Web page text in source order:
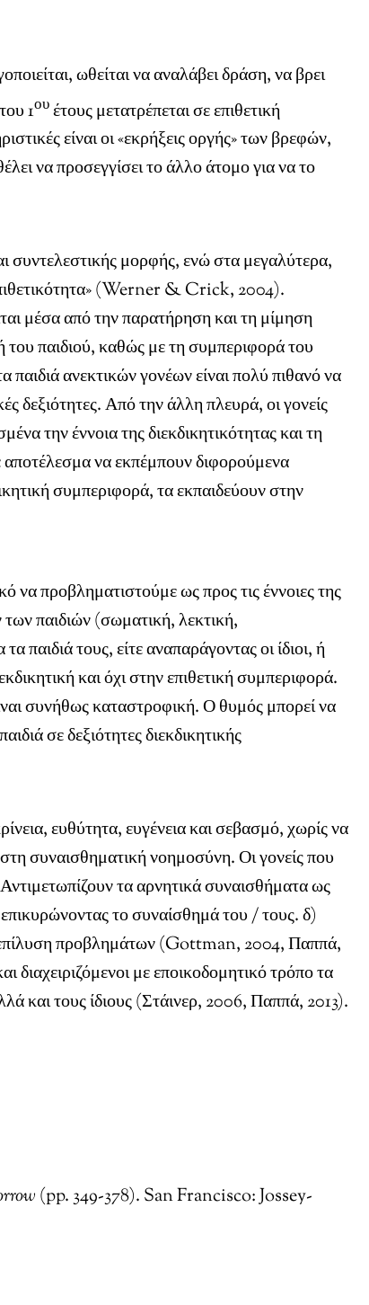
ωθείται να αναλάβει δράση, να βρει
1ουέτους μετατρέπεται σε επιθετική
είναι οι «εκρήξεις οργής» των βρεφών,
να προσεγγίσει το άλλο άτομο για να το
συντελεστικής μορφής, ενώ στα μεγαλύτερα,
επιθετικότητα» (Werner & Crick, 2004).
μέσα από την παρατήρηση και τη μίμηση
παιδιού, καθώς με τη συμπεριφορά του
ανεκτικών γονέων είναι πολύ πιθανό να
δεξιότητες. Από την άλλη πλευρά, οι γονείς
την έννοια της διεκδικητικότητας και τη
αποτέλεσμα να εκπέμπουν διφορούμενα
συμπεριφορά, τα εκπαιδεύουν στην
να προβληματιστούμε ως προς τις έννοιες της
των παιδιών (σωματική, λεκτική,
παιδιά τους, είτε αναπαράγοντας οι ίδιοι, ή
και όχι στην επιθετική συμπεριφορά.
συνήθως καταστροφική. Ο θυμός μπορεί να
σε δεξιότητες διεκδικητικής
ευθύτητα, ευγένεια και σεβασμό, χωρίς να
συναισθηματική νοημοσύνη. Οι γονείς που
τα αρνητικά συναισθήματα ως
το συναίσθημά του / τους. δ)
επίλυση προβλημάτων (Gottman, 2004, Παππά,
με εποικοδομητικό τρόπο τα
και τους ίδιους (Στάινερ, 2006, Παππά, 2013).
(pp. 349-378). San Francisco: Jossey-